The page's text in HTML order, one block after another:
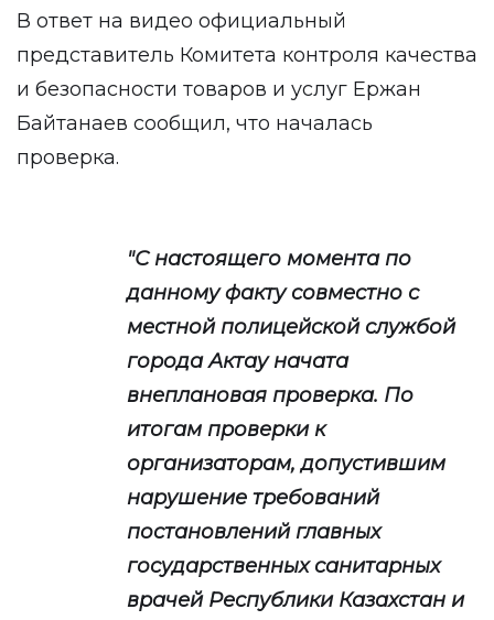
В ответ на видео официальный
представитель Комитета контроля качества
и безопасности товаров и услуг Ержан
Байтанаев сообщил, что началась
проверка.
"С настоящего момента по
данному факту совместно с
местной полицейской службой
города Актау начата
внеплановая проверка. По
итогам проверки к
организаторам, допустившим
нарушение требований
постановлений главных
государственных санитарных
врачей Республики Казахстан и